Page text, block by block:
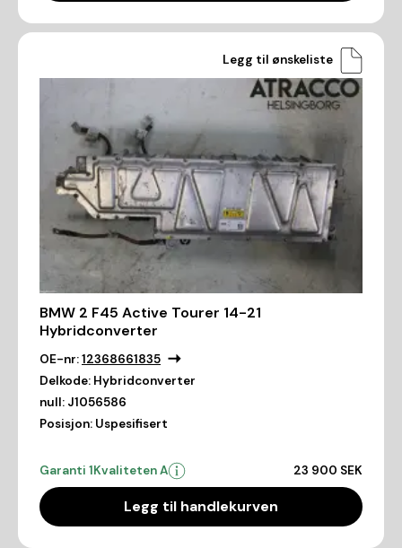
Legg til ønskeliste
BMW 2 F45 Active Tourer 14-21
Hybridconverter
OE-nr:12368661835
Delkode: Hybridconverter
null: J1056586
Posisjon: Uspesifisert
Garanti 1Kvaliteten A 23 900 SEK
Legg til handlekurven